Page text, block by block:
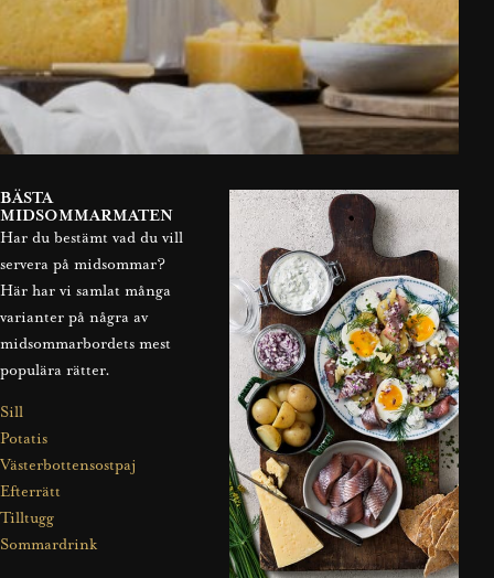
BÄSTA
MIDSOMMARMATEN
Har du bestämt vad du vill
servera på midsommar?
Här har vi samlat många
varianter på några av
midsommarbordets mest
populära rätter.
Sill
Potatis
Västerbottensostpaj
Efterrätt
Tilltugg
Sommardrink